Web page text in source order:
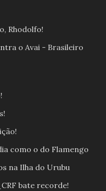
Rhodolfo!
o Avai - Brasileiro
como o do Flamengo
na Ilha do Urubu
bate recorde!